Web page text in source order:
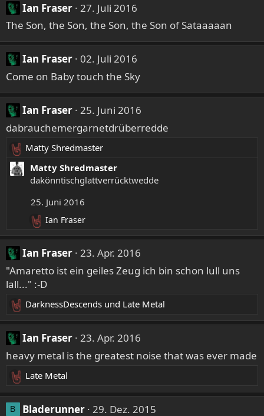
Ian Fraser
27. Juli 2016
The Son, the Son, the Son, the Son of Sataaaaan
Ian Fraser 02. Juli 2016
Come on Baby touch the Sky
Ian Fraser 25. Juni 2016
dabrauchemergarnetdrüberredde
R
e
a
n
e
n
:
Matty Shredmaster
Matty Shredmaster
dakönntischglattverrücktwedde
25. Juni 2016
R
e
k
t
i
n
n
:
Ian Fraser
Ian Fraser 23. Apr. 2016
"Amaretto ist ein geiles Zeug ich bin schon lull uns
lall..." :-D
R
e
a
k
t
o
n
e
DarknessDescends und Late Metal
Ian Fraser 23. Apr. 2016
heavy metal is the greatest noise that was ever made
R
e
a
Late Metal
B Bladerunner 29. Dez. 2015